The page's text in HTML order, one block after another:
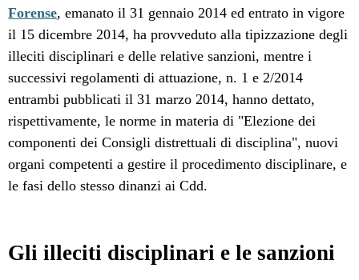
Forense, emanato il 31 gennaio 2014 ed entrato in vigore
il 15 dicembre 2014, ha provveduto alla tipizzazione degli
illeciti disciplinari e delle relative sanzioni, mentre i
successivi regolamenti di attuazione, n. 1 e 2/2014
entrambi pubblicati il 31 marzo 2014, hanno dettato,
rispettivamente, le norme in materia di "Elezione dei
componenti dei Consigli distrettuali di disciplina", nuovi
organi competenti a gestire il procedimento disciplinare, e
le fasi dello stesso dinanzi ai Cdd.
Gli illeciti disciplinari e le sanzioni